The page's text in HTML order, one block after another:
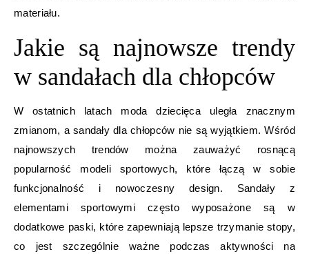
materiału.
Jakie są najnowsze trendy
w sandałach dla chłopców
W ostatnich latach moda dziecięca uległa znacznym
zmianom, a sandały dla chłopców nie są wyjątkiem. Wśród
najnowszych trendów można zauważyć rosnącą
popularność modeli sportowych, które łączą w sobie
funkcjonalność i nowoczesny design. Sandały z
elementami sportowymi często wyposażone są w
dodatkowe paski, które zapewniają lepsze trzymanie stopy,
co jest szczególnie ważne podczas aktywności na